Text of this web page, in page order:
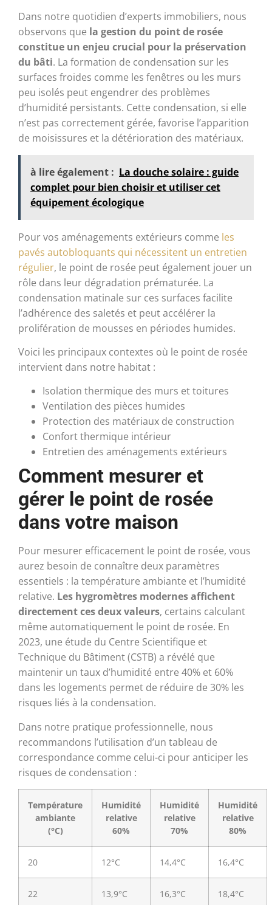
Dans notre quotidien d’experts immobiliers, nous
observons que la gestion du point de rosée
constitue un enjeu crucial pour la préservation
du bâti. La formation de condensation sur les
surfaces froides comme les fenêtres ou les murs
peu isolés peut engendrer des problèmes
d’humidité persistants. Cette condensation, si elle
n’est pas correctement gérée, favorise l’apparition
de moisissures et la détérioration des matériaux.
à lire également : La douche solaire : guide
complet pour bien choisir et utiliser cet
équipement écologique
Pour vos aménagements extérieurs comme les
pavés autobloquants qui nécessitent un entretien
régulier, le point de rosée peut également jouer un
rôle dans leur dégradation prématurée. La
condensation matinale sur ces surfaces facilite
l’adhérence des saletés et peut accélérer la
prolifération de mousses en périodes humides.
Voici les principaux contextes où le point de rosée
intervient dans notre habitat :
Isolation thermique des murs et toitures
Ventilation des pièces humides
Protection des matériaux de construction
Confort thermique intérieur
Entretien des aménagements extérieurs
Comment mesurer et
gérer le point de rosée
dans votre maison
Pour mesurer efficacement le point de rosée, vous
aurez besoin de connaître deux paramètres
essentiels : la température ambiante et l’humidité
relative. Les hygromètres modernes affichent
directement ces deux valeurs, certains calculant
même automatiquement le point de rosée. En
2023, une étude du Centre Scientifique et
Technique du Bâtiment (CSTB) a révélé que
maintenir un taux d’humidité entre 40% et 60%
dans les logements permet de réduire de 30% les
risques liés à la condensation.
Dans notre pratique professionnelle, nous
recommandons l’utilisation d’un tableau de
correspondance comme celui-ci pour anticiper les
risques de condensation :
Température
ambiante
(°C)
Humidité
relative
60%
Humidité
relative
70%
Humidité
relative
80%
20 12°C 14,4°C 16,4°C
22 13,9°C 16,3°C 18,4°C